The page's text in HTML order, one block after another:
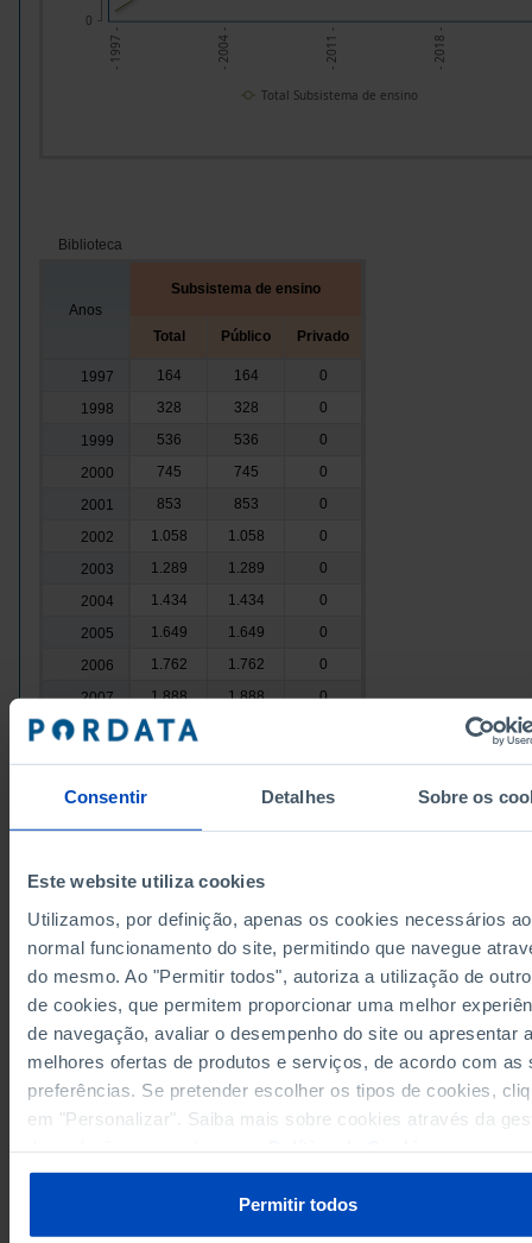
Consentir Detalhes Sobre os
Este website utiliza cookies
Utilizamos, por definição, apenas os cookies necessários ao
normal funcionamento do site, permitindo que navegue
do mesmo. Ao "Permitir todos", autoriza a utilização de
de cookies, que permitem proporcionar uma melhor
de navegação, avaliar o desempenho do site ou apresentar
melhores ofertas de produtos e serviços, de acordo com as
preferências. Se pretender escolher os tipos de cookies,
em "Personalizar". Saiba mais sobre cookies através da
Permitir todos
- 1997 - - 2004 - - 2011 - - 2018 -
0
Total Subsistema de ensino
Biblioteca
Anos
Subsistema de ensino
Total Público Privado
1997 164 164
0
1998
328 328
0
1999
536 536
0
2000
745 745
0
2001
853 853
0
2002
1.058 1.058
0
2003
1.289 1.289
0
2004
1.434 1.434
0
2005
1.649 1.649
0
2006
1.762 1.762
0
2007
1.888 1.888
0
2008
2.077
2009
2.224 2.213
11
2010
2.371
31
2011
2.490
2013
2.423 2.387
2014
2.420 2.384
36
2015
2.426 2.389
37
2016
2.432 2.396
36
2.461 2.427
2019
2.500 2.470
2020
2.524 2.494
30
2.568 2.538
30
2.552
30
Fontes/Entidades: RBE/MECI, PORDATA
RELACIONADOS
Despesas das Administrações Públicas em educação em Portugal